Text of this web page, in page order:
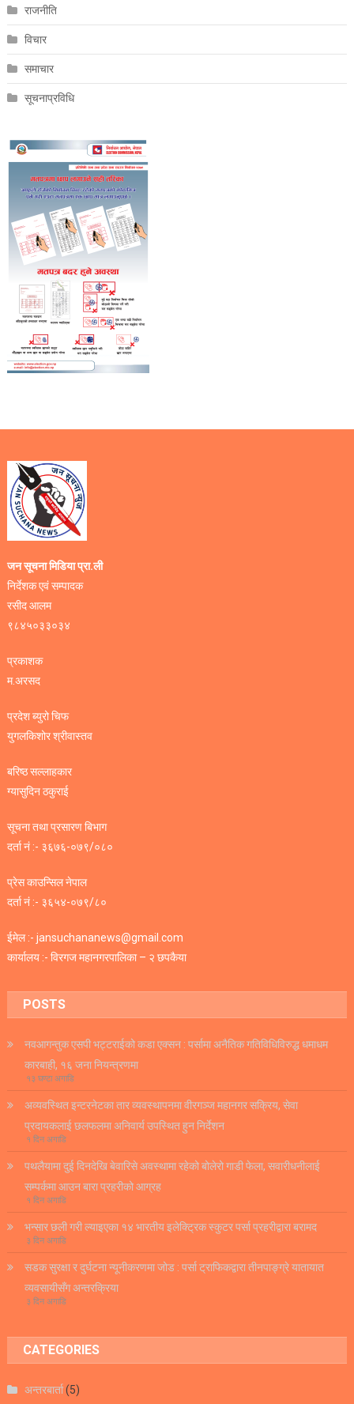
राजनीति
विचार
समाचार
सूचनाप्रविधि
जन सूचना मिडिया प्रा.ली
निर्देशक एवं सम्पादक
रसीद आलम
९८४५०३३०३४
प्रकाशक
म.अरसद
प्रदेश ब्युरो चिफ
युगलकिशोर श्रीवास्तव
बरिष्ठ सल्लाहकार
ग्यासुदिन ठकुराई
सूचना तथा प्रसारण बिभाग
दर्ता नं :- ३६७६-०७९/०८०
प्रेस काउन्सिल नेपाल
दर्ता नं :- ३६५४-०७९/८०
ईमेल :- jansuchananews@gmail.com
कार्यालय :- विरगज महानगरपालिका – २ छपकैया
POSTS
नवआगन्तुक एसपी भट्टराईको कडा एक्सन : पर्सामा अनैतिक गतिविधिविरुद्ध धमाधम
कारबाही, १६ जना नियन्त्रणमा
१३ घण्टा अगाडि
अव्यवस्थित इन्टरनेटका तार व्यवस्थापनमा वीरगञ्ज महानगर सक्रिय, सेवा
प्रदायकलाई छलफलमा अनिवार्य उपस्थित हुन निर्देशन
१ दिन अगाडि
पथलैयामा दुई दिनदेखि बेवारिसे अवस्थामा रहेको बोलेरो गाडी फेला, सवारीधनीलाई
सम्पर्कमा आउन बारा प्रहरीको आग्रह
१ दिन अगाडि
भन्सार छली गरी ल्याइएका १४ भारतीय इलेक्ट्रिक स्कुटर पर्सा प्रहरीद्वारा बरामद
३ दिन अगाडि
सडक सुरक्षा र दुर्घटना न्यूनीकरणमा जोड : पर्सा ट्राफिकद्वारा तीनपाङ्ग्रे यातायात
व्यवसायीसँग अन्तरक्रिया
३ दिन अगाडि
CATEGORIES
अन्तरबार्ता(5)